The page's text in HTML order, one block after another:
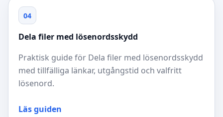
04
Dela filer med lösenordsskydd
Praktisk guide för Dela filer med lösenordsskydd
med tillfälliga länkar, utgångstid och valfritt
lösenord.
Läs guiden